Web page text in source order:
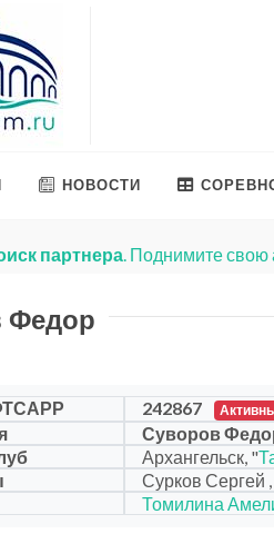
НОВОСТИ
партнера. Поднимите свою
Федор
242867
Суворов
Архангельск, "
Сурков Сергей
Томилина